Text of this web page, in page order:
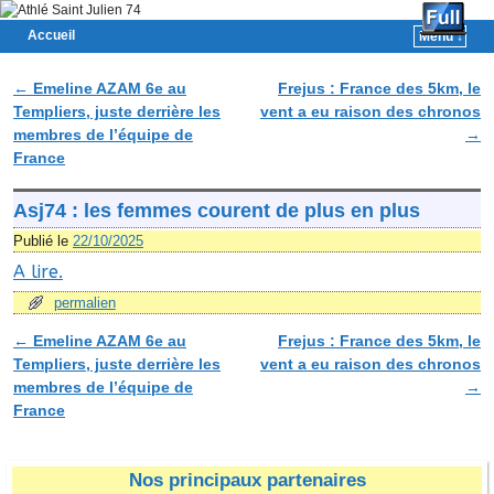
Accueil
Menu ↓
Navigation des articles
← Emeline AZAM 6e au
Templiers, juste derrière les
membres de l’équipe de
France
Frejus : France des 5km, le
vent a eu raison des chronos
→
Asj74 : les femmes courent de plus en plus
Publié le 22/10/2025
A lire.
permalien
Navigation des articles
← Emeline AZAM 6e au
Templiers, juste derrière les
membres de l’équipe de
France
Frejus : France des 5km, le
vent a eu raison des chronos
→
Nos principaux partenaires